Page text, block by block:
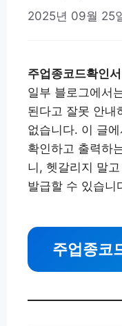
2025년 09월 25
주업종코드확인
일부 블로그에서
된다고 잘못 안내
없습니다. 이 글
확인하고 출력하
니, 헷갈리지 말
발급할 수 있습니
주업종코